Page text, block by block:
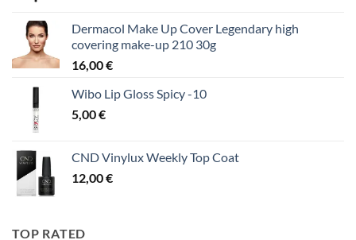
Dermacol Make Up Cover Legendary high
covering make-up 210 30g
16,00€
Wibo Lip Gloss Spicy -10
5,00€
CND Vinylux Weekly Top Coat
12,00€
TOP RATED